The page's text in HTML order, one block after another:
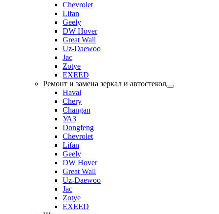
Chevrolet
Lifan
Geely
DW Hover
Great Wall
Uz-Daewoo
Jac
Zotye
EXEED
Ремонт и замена зеркал и автостекол
Haval
Chery
Changan
УАЗ
Dongfeng
Chevrolet
Lifan
Geely
DW Hover
Great Wall
Uz-Daewoo
Jac
Zotye
EXEED